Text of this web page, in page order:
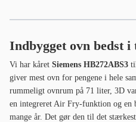
Indbygget ovn bedst i
Vi har kåret Siemens HB272ABS3
giver mest ovn for pengene i hele
rummeligt ovnrum på 71 liter, 3D
en integreret Air Fry-funktion og en
mange år. Det gør den til det